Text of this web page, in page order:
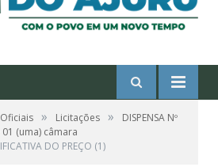
» Licitações »
DISPENSA Nº
(uma) câmara
DO PREÇO (1)